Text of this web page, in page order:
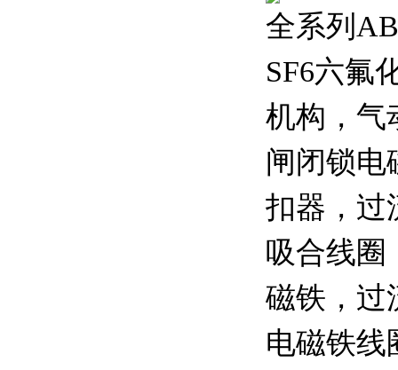
全系列
SF6六氟
机构，气
闸闭锁电
扣器，过
吸合线圈
磁铁，过
电磁铁线